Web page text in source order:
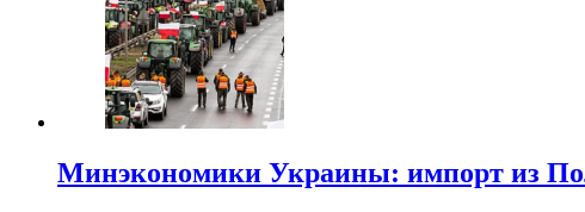
Минэкономики Украины: импорт из